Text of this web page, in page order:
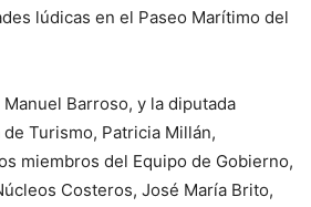
lúdicas en el Paseo Marítimo del
Barroso, y la diputada
Turismo, Patricia Millán,
miembros del Equipo de Gobierno,
Costeros, José María Brito,